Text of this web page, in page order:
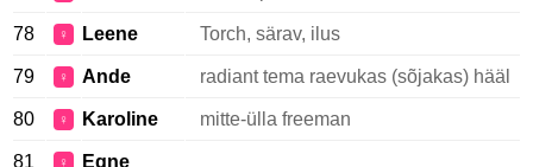
78 ♀ Leene Torch, särav, ilus
79 ♀ Ande radiant tema raevukas (sõjakas) hääl
80 ♀ Karoline mitte-ülla freeman
81 ♀ Egne